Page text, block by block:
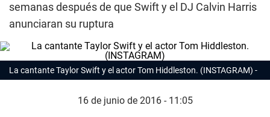
semanas después de que Swift y el DJ Calvin Harris
anunciaran su ruptura
La cantante Taylor Swift y el actor Tom Hiddleston. (INSTAGRAM)
16 de junio de 2016 - 11:05